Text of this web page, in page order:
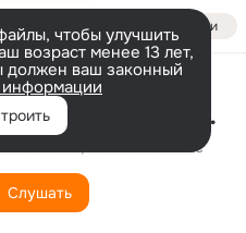
Войти
чтобы улучшить
возраст менее 13 лет,
должен ваш законный
Tear Us Apart (Club Mix)
Vdc
Слушать